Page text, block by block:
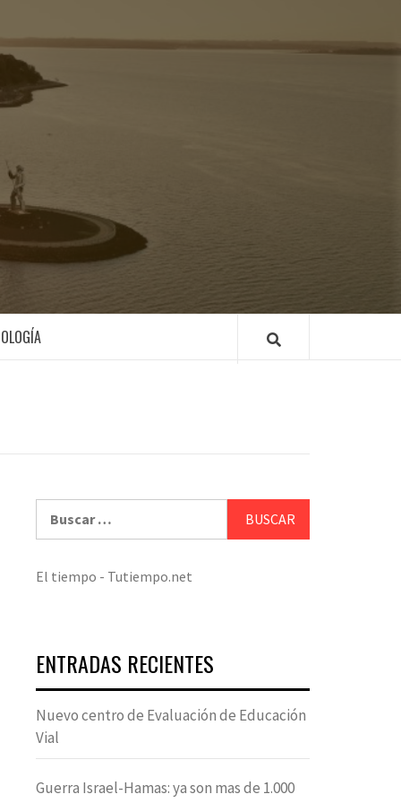
El tiempo - Tutiempo.net
ENTRADAS RECIENTES
Nuevo centro de Evaluación de Educación
Vial
Guerra Israel-Hamas: ya son mas de 1.000